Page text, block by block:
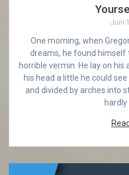
Juni
One morning, when
dreams, he found himself
horrible vermin. He lay on
his head a little he could
and divided by arches into